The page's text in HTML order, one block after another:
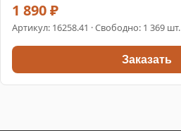
1 890 ₽
Артикул: 16258.41 · Свободно: 1 369 шт.
Заказать